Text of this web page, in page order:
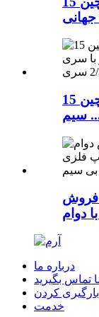
نمونه رایگان کارخانه چین 15W شارژ بی
...
فروش
درباره ما
تماس بگیرید
بارگیری کردن
خدمت